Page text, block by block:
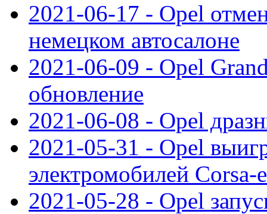
2021-06-17 - Opel
немецком автосалоне
2021-06-09 - Opel
обновление
2021-06-08 - Opel
2021-05-31 - Opel
электромобилей Corsa-e
2021-05-28 - Opel